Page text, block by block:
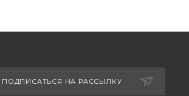
ПОДПИСАТЬСЯ НА РАССЫЛКУ